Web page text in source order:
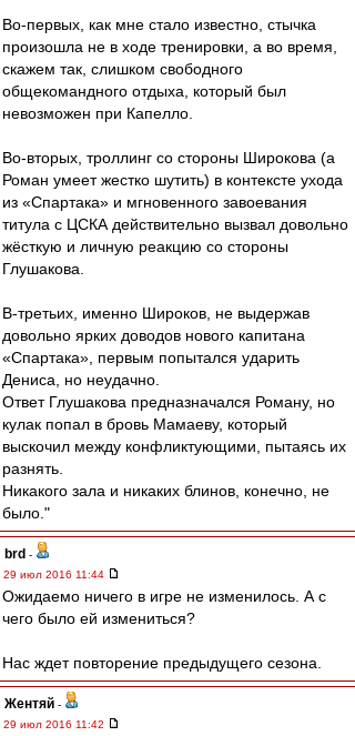
Во-первых, как мне стало известно, стычка
произошла не в ходе тренировки, а во время,
скажем так, слишком свободного
общекомандного отдыха, который был
невозможен при Капелло.
Во-вторых, троллинг со стороны Широкова (а
Роман умеет жестко шутить) в контексте ухода
из «Спартака» и мгновенного завоевания
титула с ЦСКА действительно вызвал довольно
жёсткую и личную реакцию со стороны
Глушакова.
В-третьих, именно Широков, не выдержав
довольно ярких доводов нового капитана
«Спартака», первым попытался ударить
Дениса, но неудачно.
Ответ Глушакова предназначался Роману, но
кулак попал в бровь Мамаеву, который
выскочил между конфликтующими, пытаясь их
разнять.
Никакого зала и никаких блинов, конечно, не
было."
brd -
29 июл 2016 11:44
Ожидаемо ничего в игре не изменилось. А с
чего было ей измениться?
Нас ждет повторение предыдущего сезона.
Жентяй -
29 июл 2016 11:42